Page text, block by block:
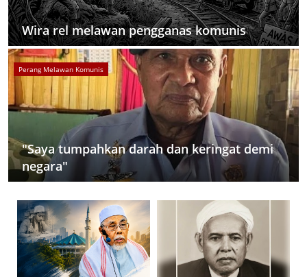
Wira rel melawan pengganas komunis
Perang Melawan Komunis
"Saya tumpahkan darah dan keringat demi
negara"